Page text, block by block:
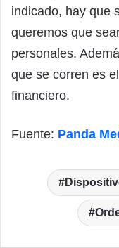
indicado, hay que
queremos que
personales.
que se corren es
financiero.
Fuente: Panda